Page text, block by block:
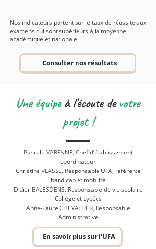
Nos indicateurs portent sur le taux de réussite aux
examens qui sont supérieurs à la moyenne
académique et nationale.
Consulter nos résultats
Une équipeà l’écoute devotre
projet !
Pascale VARENNE, Chef d’établissement
coordinateur
Christine PLASSE, Responsable UFA, référente
handicap et mobilité
Didier BALESDENS, Responsable de vie scolaire
Collège et Lycées
Anne-Laure CHEVALLIER, Responsable
Administrative
En savoir plus sur l'UFA